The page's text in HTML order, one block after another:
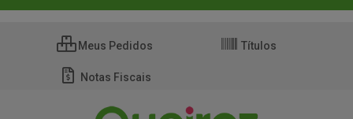
Meus Pedidos Títulos
Notas Fiscais